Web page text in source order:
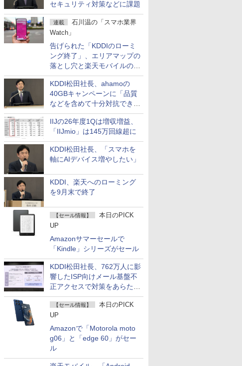
セキュリティ対策などに課題
連載
石川温の「スマホ業界
Watch」
告げられた「KDDIのローミ
ング終了」、エリアマップの
落とし穴と楽天モバイルの課
題
KDDI松田社長、ahamoの
40GBキャンペーンに「品質
などを含めて十分対抗でき
る」
IIJの26年度1Qは増収増益、
「IIJmio」は145万回線超に
KDDI松田社長、「スマホを
軸にAIデバイス増やしたい」
KDDI、楽天へのローミング
を9月末で終了
【セール情報】
本日のPICK
UP
Amazonサマーセールで
「Kindle」シリーズがセール
KDDI松田社長、762万人に影
響したISP向けメール基盤不
正アクセスで対策をあらため
て説明
【セール情報】
本日のPICK
UP
Amazonで「Motorola moto
g06」と「edge 60」がセー
ル